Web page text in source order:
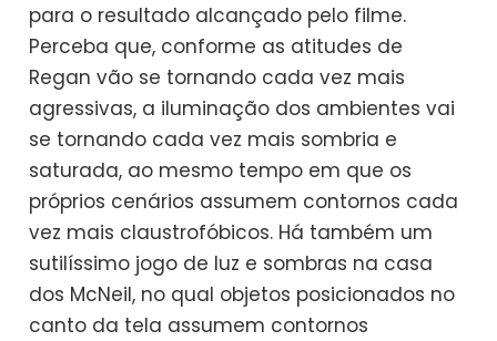
para o resultado alcançado pelo filme.
Perceba que, conforme as atitudes de
Regan vão se tornando cada vez mais
agressivas, a iluminação dos ambientes vai
se tornando cada vez mais sombria e
saturada, ao mesmo tempo em que os
próprios cenários assumem contornos cada
vez mais claustrofóbicos. Há também um
sutilíssimo jogo de luz e sombras na casa
dos McNeil, no qual objetos posicionados no
canto da tela assumem contornos